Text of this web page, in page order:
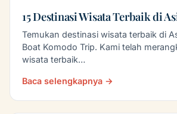
15 Destinasi Wisata Terbaik di
Temukan destinasi wisata terbaik di
Boat Komodo Trip. Kami telah
wisata terbaik…
Baca selengkapnya →